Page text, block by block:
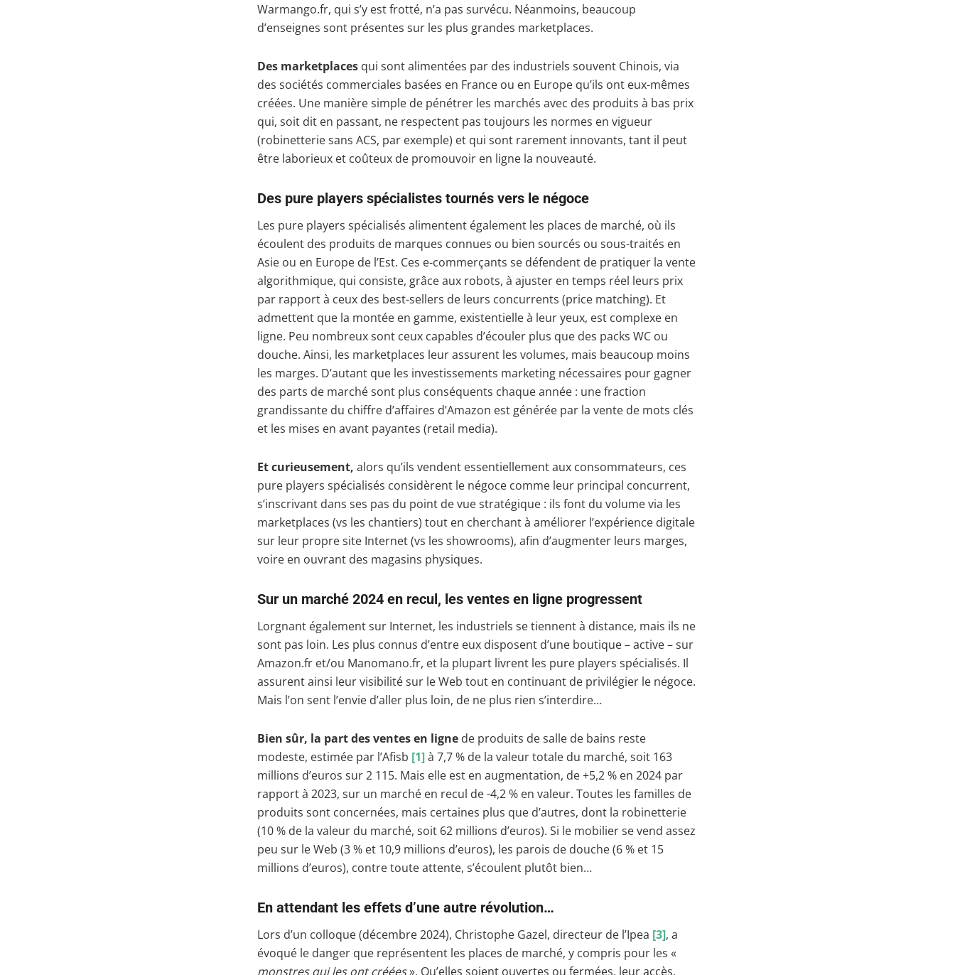
Warmango.fr, qui s’y est frotté, n’a pas survécu. Néanmoins, beaucoup
d’enseignes sont présentes sur les plus grandes marketplaces.
Des marketplaces qui sont alimentées par des industriels souvent Chinois, via
des sociétés commerciales basées en France ou en Europe qu’ils ont eux-mêmes
créées. Une manière simple de pénétrer les marchés avec des produits à bas prix
qui, soit dit en passant, ne respectent pas toujours les normes en vigueur
(robinetterie sans ACS, par exemple) et qui sont rarement innovants, tant il peut
être laborieux et coûteux de promouvoir en ligne la nouveauté.
Des pure players spécialistes tournés vers le négoce
Les pure players spécialisés alimentent également les places de marché, où ils
écoulent des produits de marques connues ou bien sourcés ou sous-traités en
Asie ou en Europe de l’Est. Ces e-commerçants se défendent de pratiquer la vente
algorithmique, qui consiste, grâce aux robots, à ajuster en temps réel leurs prix
par rapport à ceux des best-sellers de leurs concurrents (price matching). Et
admettent que la montée en gamme, existentielle à leur yeux, est complexe en
ligne. Peu nombreux sont ceux capables d’écouler plus que des packs WC ou
douche. Ainsi, les marketplaces leur assurent les volumes, mais beaucoup moins
les marges. D’autant que les investissements marketing nécessaires pour gagner
des parts de marché sont plus conséquents chaque année : une fraction
grandissante du chiffre d’affaires d’Amazon est générée par la vente de mots clés
et les mises en avant payantes (retail media).
Et curieusement, alors qu’ils vendent essentiellement aux consommateurs, ces
pure players spécialisés considèrent le négoce comme leur principal concurrent,
s’inscrivant dans ses pas du point de vue stratégique : ils font du volume via les
marketplaces (vs les chantiers) tout en cherchant à améliorer l’expérience digitale
sur leur propre site Internet (vs les showrooms), afin d’augmenter leurs marges,
voire en ouvrant des magasins physiques.
Sur un marché 2024 en recul, les ventes en ligne progressent
Lorgnant également sur Internet, les industriels se tiennent à distance, mais ils ne
sont pas loin. Les plus connus d’entre eux disposent d’une boutique – active – sur
Amazon.fr et/ou Manomano.fr, et la plupart livrent les pure players spécialisés. Il
assurent ainsi leur visibilité sur le Web tout en continuant de privilégier le négoce.
Mais l’on sent l’envie d’aller plus loin, de ne plus rien s’interdire…
Bien sûr, la part des ventes en ligne de produits de salle de bains reste
modeste, estimée par l’Afisb [1]à 7,7 % de la valeur totale du marché, soit 163
millions d’euros sur 2 115. Mais elle est en augmentation, de +5,2 % en 2024 par
rapport à 2023, sur un marché en recul de -4,2 % en valeur. Toutes les familles de
produits sont concernées, mais certaines plus que d’autres, dont la robinetterie
(10 % de la valeur du marché, soit 62 millions d’euros). Si le mobilier se vend assez
peu sur le Web (3 % et 10,9 millions d’euros), les parois de douche (6 % et 15
millions d’euros), contre toute attente, s’écoulent plutôt bien…
En attendant les effets d’une autre révolution…
Lors d’un colloque (décembre 2024), Christophe Gazel, directeur de l’Ipea [3], a
évoqué le danger que représentent les places de marché, y compris pour les «
monstres qui les ont créées». Qu’elles soient ouvertes ou fermées, leur accès,